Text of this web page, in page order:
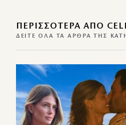
ΠΕΡΙΣΣΌΤΕΡΑ ΑΠΌ
ΔΕΊΤΕ ΌΛΑ ΤΑ ΆΡΘΡΑ ΤΗΣ